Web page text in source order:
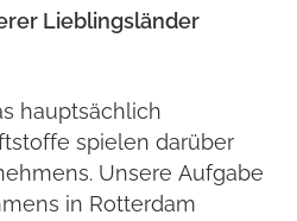
Lieblingsländer
hauptsächlich
spielen darüber
Unsere Aufgabe
in Rotterdam